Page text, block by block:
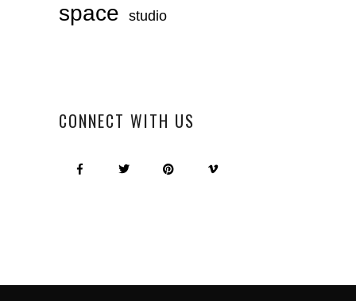
space studio
CONNECT WITH US